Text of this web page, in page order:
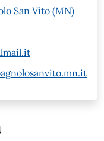
San Vito (MN)